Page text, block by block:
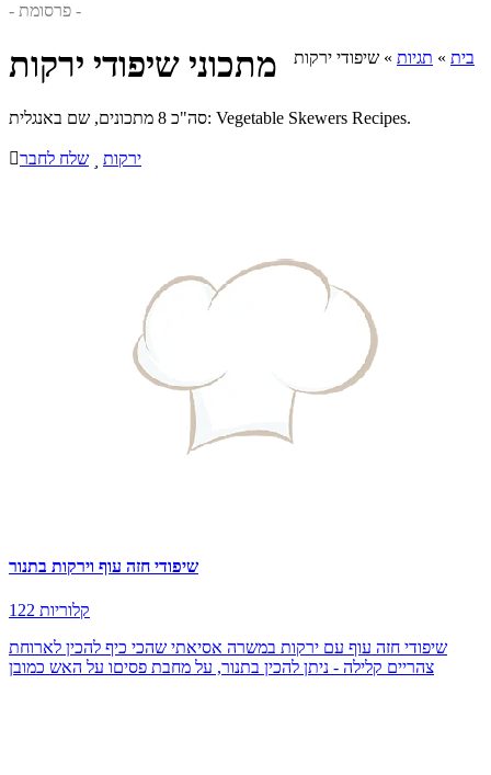
- פרסומת -
בית » תגיות » שיפודי ירקות מתכוני שיפודי ירקות
סה"כ 8 מתכונים, שם באנגלית: Vegetable Skewers Recipes.
שלח לחבר ירקות
שיפודי חזה עוף וירקות בתנור
122 קלוריות
שיפודי חזה עוף עם ירקות במשרה אסיאתי שהכי כיף להכין לארוחת
צהריים קלילה - ניתן להכין בתנור, על מחבת פסיםו על האש כמובן